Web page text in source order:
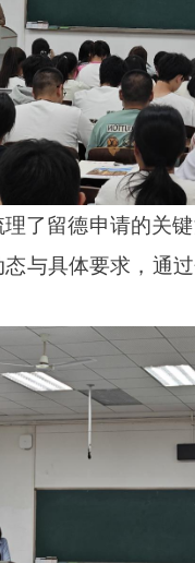
了留德申请的
与具体要求，通